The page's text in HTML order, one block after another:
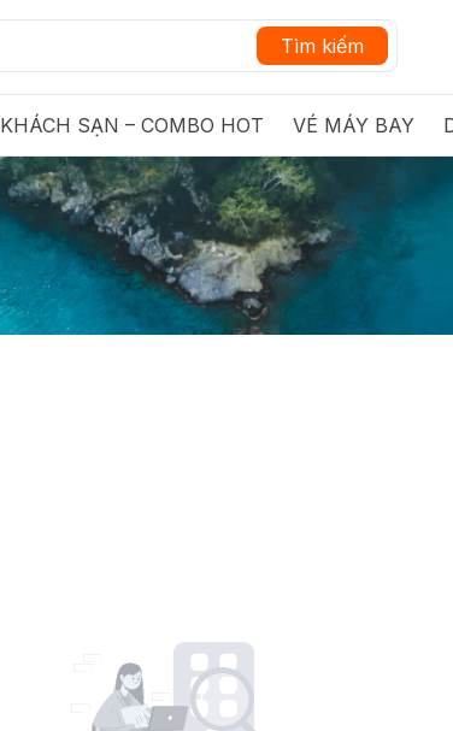
Tìm kiếm
KHÁCH SẠN – COMBO HOT VÉ MÁY BAY